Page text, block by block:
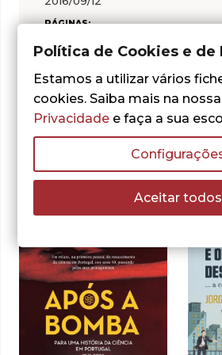
PÁGINAS:
Outras sugestões
Política de Cookies e de
Estamos a utilizar vários
cookies. Saiba mais na nossa
Privacidade e faça a sua
Aceitar todos